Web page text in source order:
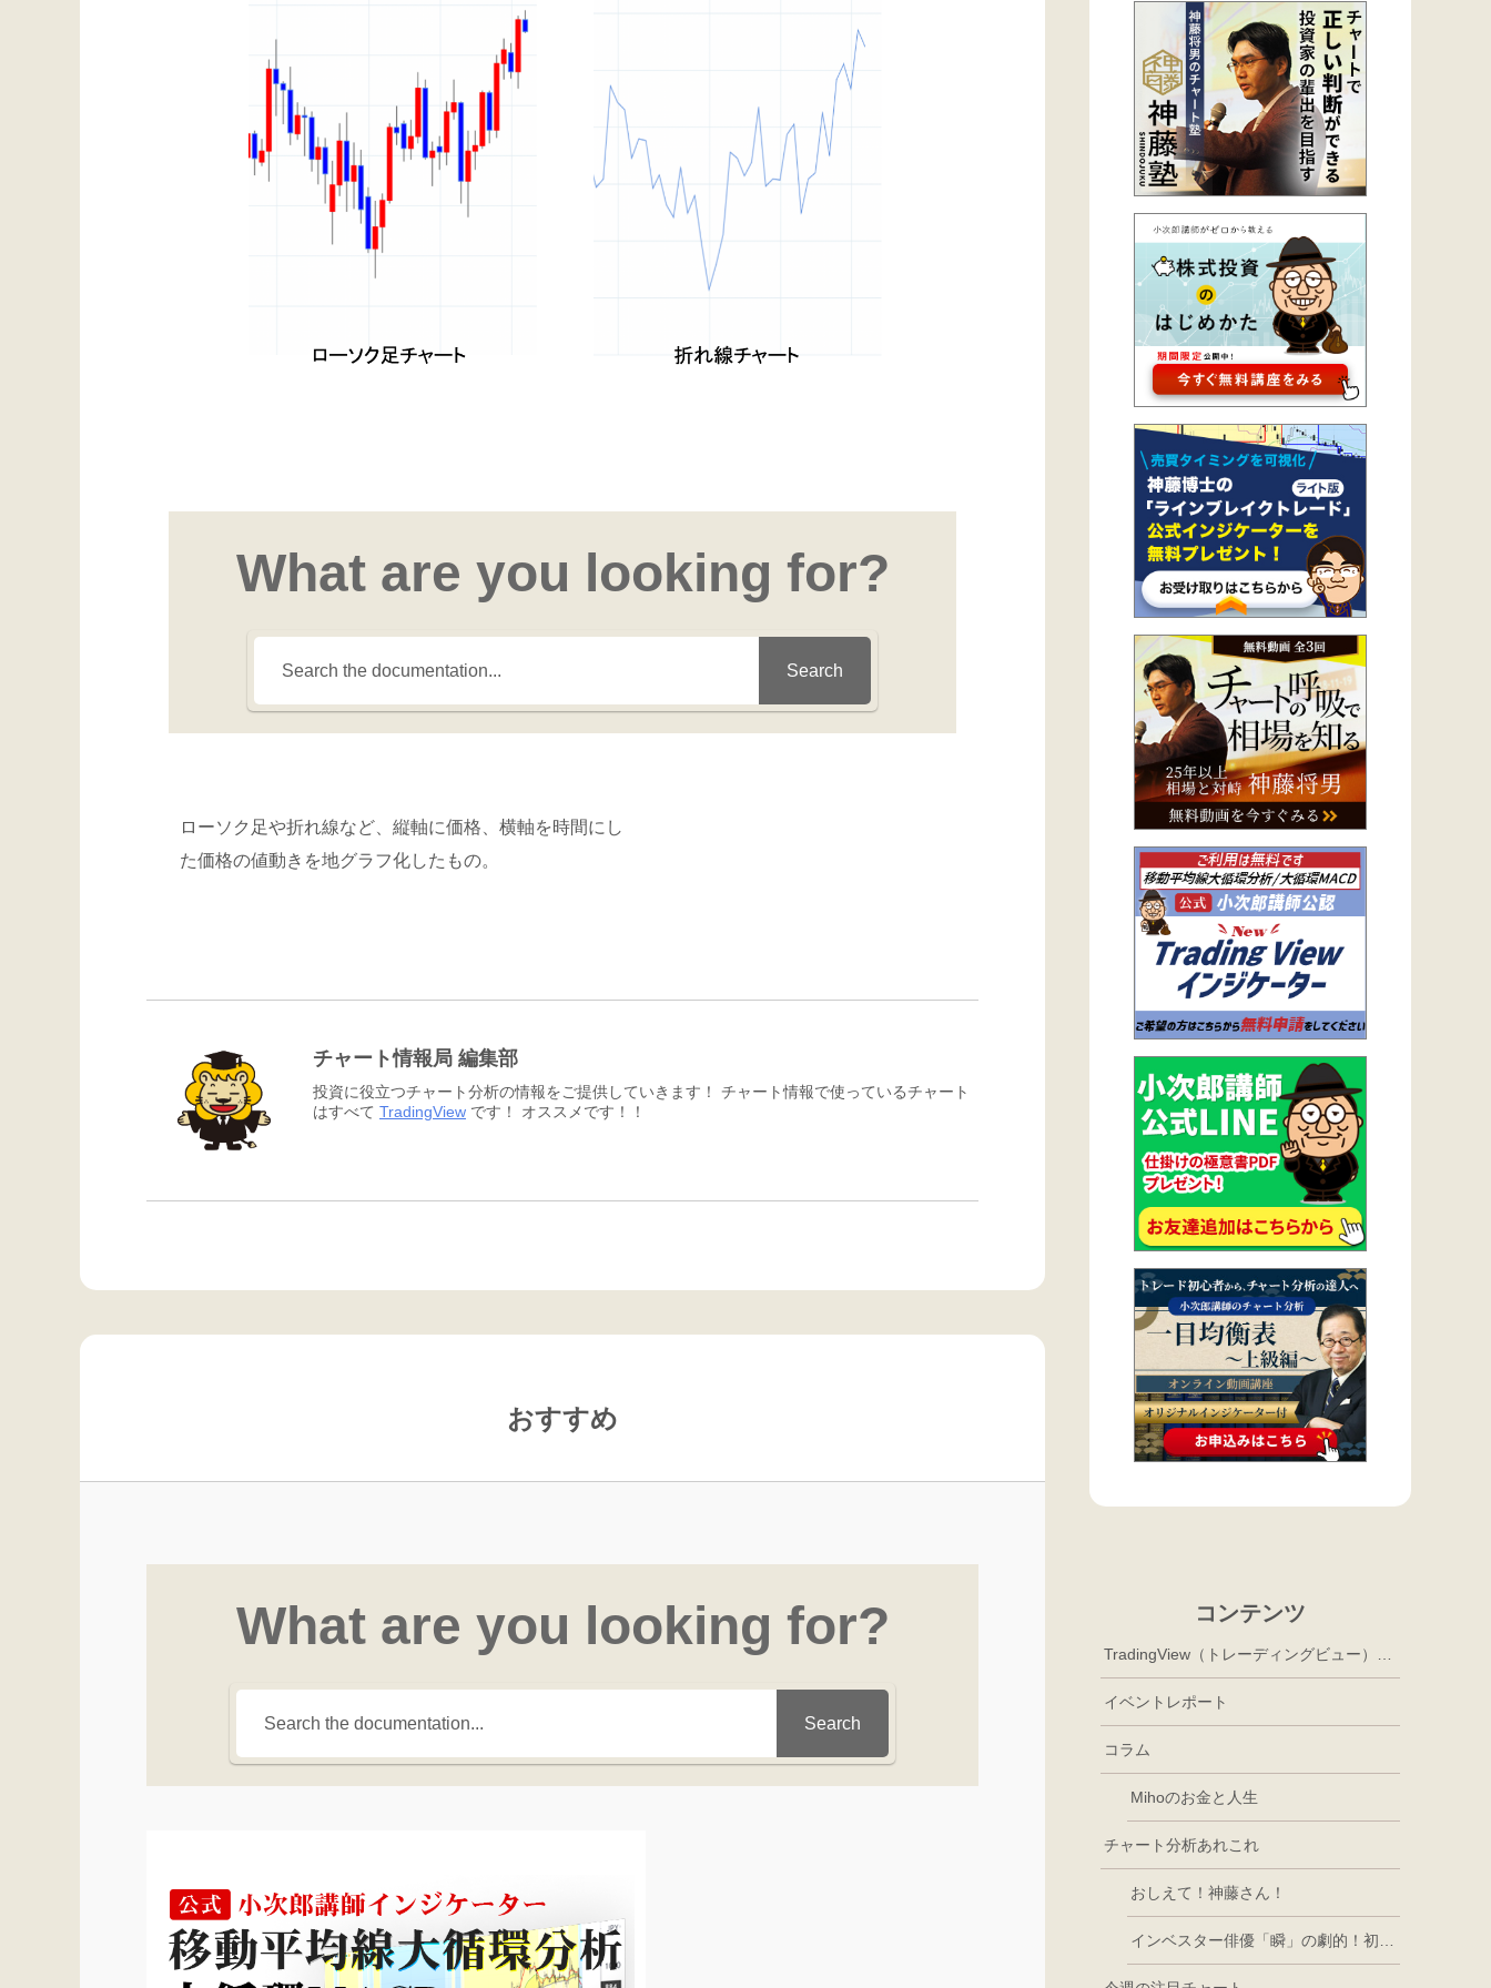
What are you looking for?
Search
ローソク足や折れ線など、縦軸に価格、横軸を時間にし
た価格の値動きを地グラフ化したもの。
チャート情報局 編集部
投資に役立つチャート分析の情報をご提供していきます！ チャート情報で使っているチャート
はすべて TradingView です！ オススメです！！
おすすめ
What are you looking for?
Search
コンテンツ
イベントレポート
コラム
Mihoのお金と人生
チャート分析あれこれ
おしえて！神藤さん！